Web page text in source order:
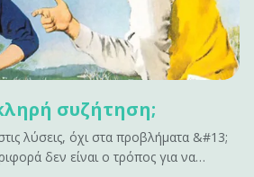
συζήτηση;
λύσεις, όχι στα προβλήματα &#13;
δεν είναι ο τρόπος για να